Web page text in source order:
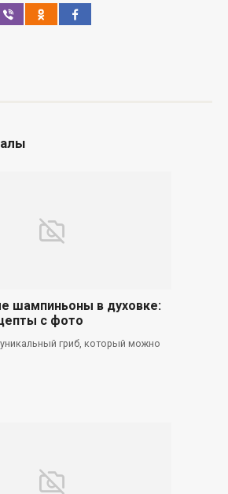
шампиньоны в духовке:
с фото
гриб, который можно